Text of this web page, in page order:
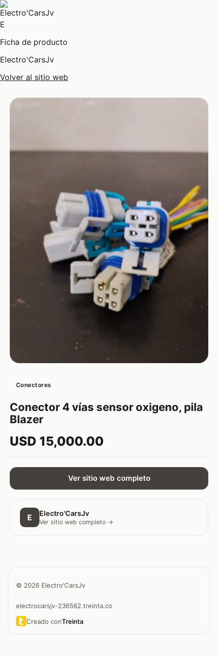
E
Ficha de producto
Electro'CarsJv
Volver al sitio web
Conectores
Conector 4 vías sensor oxigeno, pila
Blazer
USD 15,000.00
Ver sitio web completo
E Electro'CarsJv
Ver sitio web completo →
© 2026 Electro'CarsJv
electrocarsjv-236562.treinta.co
Creado conTreinta